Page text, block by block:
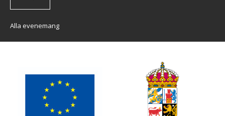
Alla evenemang